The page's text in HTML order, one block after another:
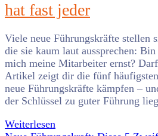
hat fast jeder
Viele neue Führungskräfte stellen
die sie kaum laut aussprechen:
mich meine Mitarbeiter ernst?
Artikel zeigt dir die fünf
neue Führungskräfte kämpfen –
der Schlüssel zu guter Führung
Weiterlesen